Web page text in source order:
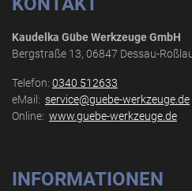
Kaudelka Gübe Werkzeuge GmbH
Bergstraße 13, 06847 Dessau-
Telefon: 0340 512633
eMail: service@guebe-werkzeuge.de
Online: www.guebe-werkzeuge.de
INFORMATIONEN